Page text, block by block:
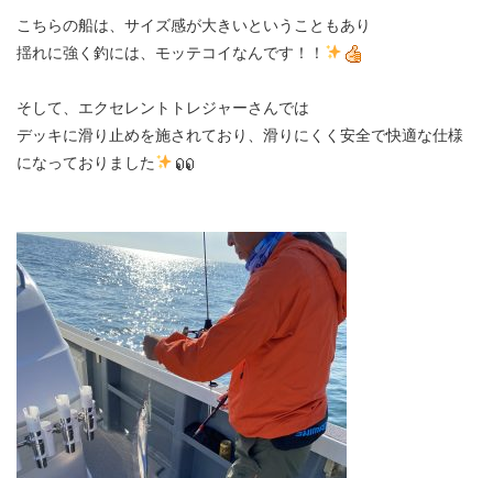
こちらの船は、サイズ感が大きいということもあり
揺れに強く釣には、モッテコイなんです！！
そして、エクセレントトレジャーさんでは
デッキに滑り止めを施されており、滑りにくく安全で快適な仕様
になっておりました